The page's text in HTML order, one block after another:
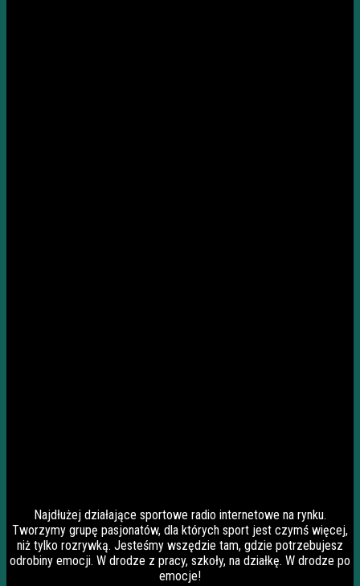
Najdłużej działające sportowe radio internetowe na rynku.
Tworzymy grupę pasjonatów, dla których sport jest czymś więcej,
niż tylko rozrywką. Jesteśmy wszędzie tam, gdzie potrzebujesz
odrobiny emocji. W drodze z pracy, szkoły, na działkę. W drodze po
emocje!